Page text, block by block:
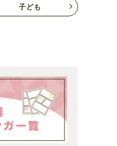
子ども